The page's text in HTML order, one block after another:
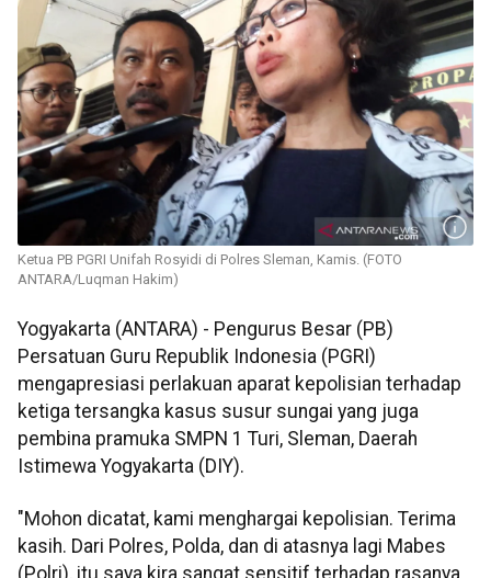
Ketua PB PGRI Unifah Rosyidi di Polres Sleman, Kamis. (FOTO
ANTARA/Luqman Hakim)
Yogyakarta (ANTARA) - Pengurus Besar (PB)
Persatuan Guru Republik Indonesia (PGRI)
mengapresiasi perlakuan aparat kepolisian terhadap
ketiga tersangka kasus susur sungai yang juga
pembina pramuka SMPN 1 Turi, Sleman, Daerah
Istimewa Yogyakarta (DIY).
"Mohon dicatat, kami menghargai kepolisian. Terima
kasih. Dari Polres, Polda, dan di atasnya lagi Mabes
(Polri), itu saya kira sangat sensitif terhadap rasanya